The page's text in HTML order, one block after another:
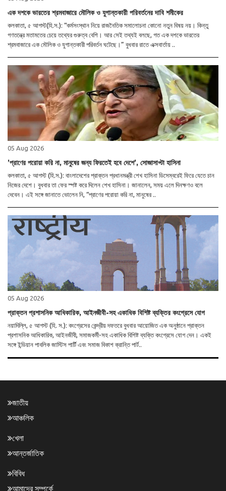
এক দশকে ভারতের শ্রমবাজারে মৌলিক ও যুগান্তকারী পরিবর্তনের দাবি শমীকের
কলকাতা, ৫ আগস্ট(হি.স.): “কর্মসংস্থান নিয়ে রাজনৈতিক সমালোচনা কোনো নতুন বিষয় নয়। কিন্তু
গণতন্ত্রে মতামতের চেয়ে তথ্যের গুরুত্ব বেশি। আর সেই তথ্যই বলছে, গত এক দশকে ভারতের
শ্রমবাজারে এক মৌলিক ও যুগান্তকারী পরিবর্তন ঘটেছে।” বুধবার রাতে এক্সবার্তায় ..
05 Aug 2026
’প্রাণের পরোয়া করি না, মানুষের জন্য ফিরতেই হবে দেশে’, সোজাসাপ্টা হাসিনা
কলকাতা, ৫ আগস্ট (হি.স.): বাংলাদেশের প্রাক্তন প্রধানমন্ত্রী শেখ হাসিনা ডিসেম্বরেই ফিরে যেতে চান
নিজের দেশে। বুধবার তা ফের স্পষ্ট করে দিলেন শেখ হাসিনা। জানালেন, সময় এলে দিনক্ষণও বলে
দেবেন। এই সঙ্গে জানাতে ভোলেন নি, “প্রাণের পরোয়া করি না, মানুষের ..
05 Aug 2026
প্রাক্তন প্রশাসনিক আধিকারিক, আইনজীবী-সহ একাধিক বিশিষ্ট ব্যক্তির কংগ্রেসে যোগ
নয়াদিল্লি, ৫ আগস্ট (হি. স.): কংগ্রেসের কেন্দ্রীয় দফতরে বুধবার আয়োজিত এক অনুষ্ঠানে প্রাক্তন
প্রশাসনিক আধিকারিক, আইনজীবী, সমাজকর্মী-সহ একাধিক বিশিষ্ট ব্যক্তি কংগ্রেসে যোগ দেন। একই
সঙ্গে ইন্ডিয়ান পাবলিক জাস্টিস পার্টি এবং সমাজ বিকাশ ক্রান্তি পার্ট..
জাতীয়
আঞ্চলিক
খেলা
আন্তর্জাতিক
বিবিধ
আমাদের সম্পর্কে